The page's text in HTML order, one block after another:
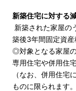
新築住宅に対する
新築された家屋の
築後3年間固定資産
◎対象となる家屋
専用住宅や併用住
（なお、併用住宅
ものに限られます